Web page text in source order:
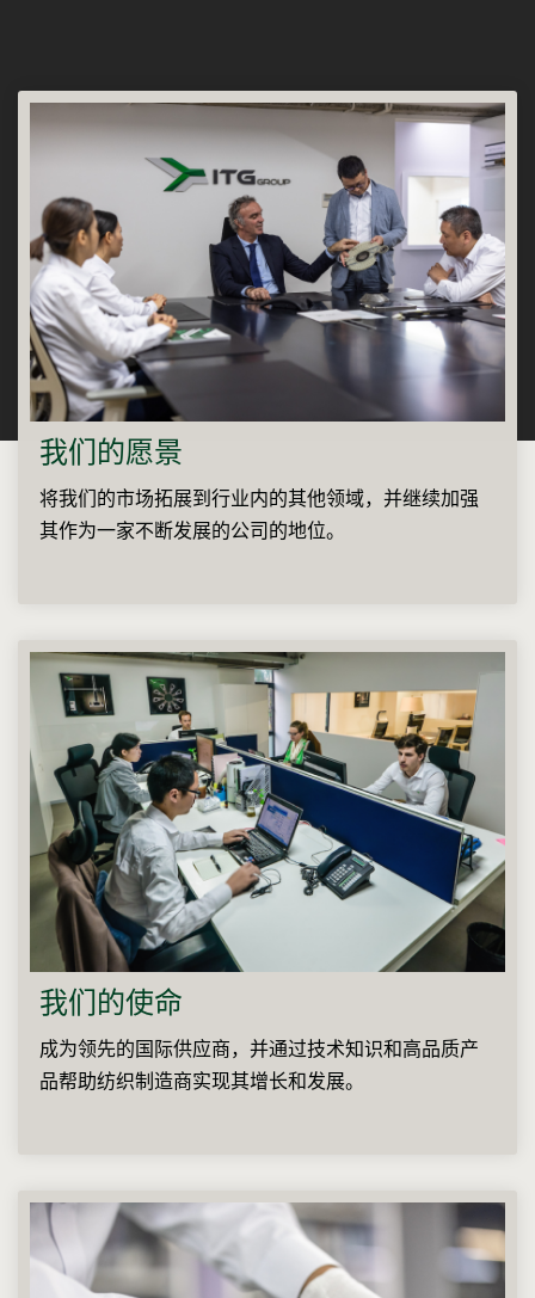
我们的愿景
将我们的市场拓展到行业内的其他领域，并继续加强
其作为一家不断发展的公司的地位。
我们的使命
成为领先的国际供应商，并通过技术知识和高品质产
品帮助纺织制造商实现其增长和发展。